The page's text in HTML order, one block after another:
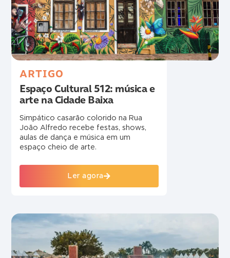
ARTIGO
Espaço Cultural 512: música e
arte na Cidade Baixa
Simpático casarão colorido na Rua
João Alfredo recebe festas, shows,
aulas de dança e música em um
espaço cheio de arte.
Ler agora